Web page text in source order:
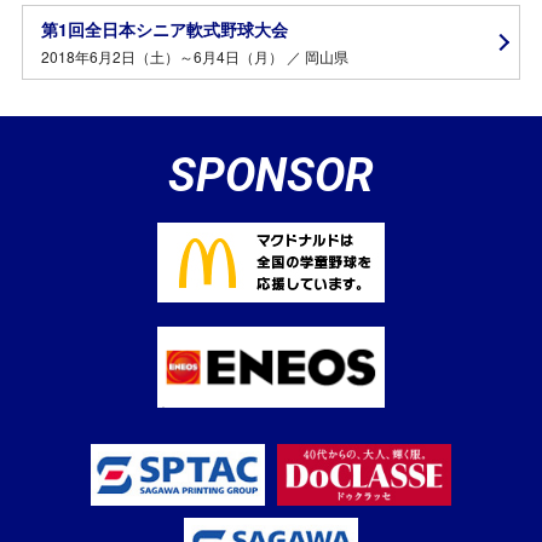
第1回全日本シニア軟式野球大会
2018年6月2日（土）～6月4日（月） ／ 岡山県
SPONSOR